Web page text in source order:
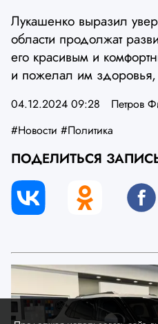
Лукашенко выразил
области продолжат
его красивым и
и пожелал им здоровья,
04.12.2024 09:28
Петров
#Новости #Политика
ПОДЕЛИТЬСЯ